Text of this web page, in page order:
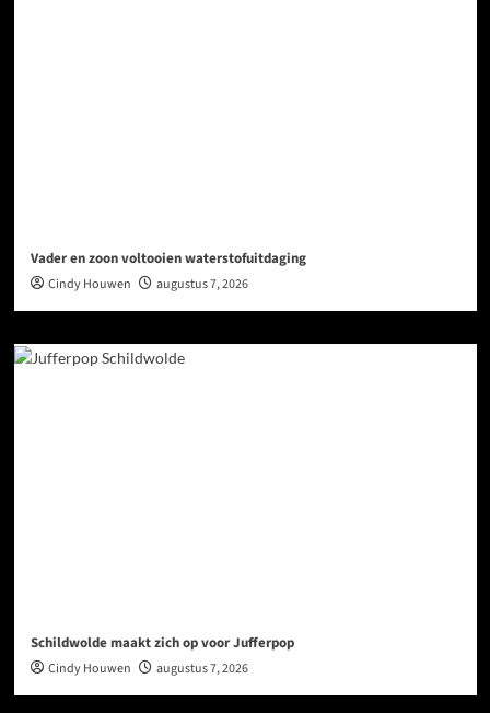
Vader en zoon voltooien waterstofuitdaging
Cindy Houwen augustus 7, 2026
Schildwolde maakt zich op voor Jufferpop
Cindy Houwen augustus 7, 2026